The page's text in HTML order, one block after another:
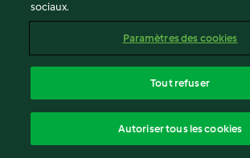
Mentions légales
Contenu du rapport
Déclaration d'accessibilité
sociaux.
Paramètres des cookies
Tout refuser
Autoriser tous les cookies